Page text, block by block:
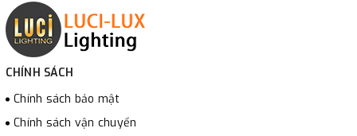
CHÍNH SÁCH
Chính sách bảo mật
Chính sách vận chuyển